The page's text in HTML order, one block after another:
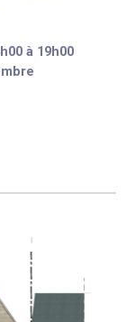
à 19h00